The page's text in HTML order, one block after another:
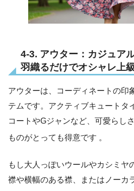
4-3. アウター：カジュア
羽織るだけでオシャレ上
アウターは、コーディネートの印
テムです。アクティブキュートタ
コートやGジャンなど、可愛らし
ものがとっても得意です 。
もし大人っぽいウールやカシミヤ
襟や横幅のある襟、またはノーカ